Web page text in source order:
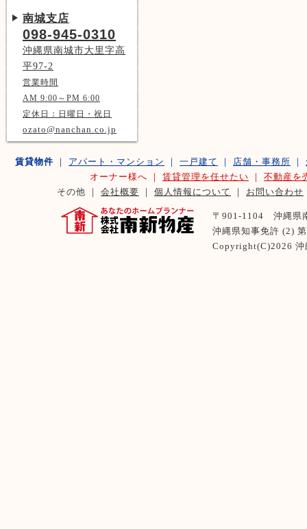
南城支店
098-945-0310
沖縄県南城市大里字高
平97-2
営業時間
AM 9:00～PM 6:00
定休日：日曜日・祝日
ozato@nanchan.co.jp
賃貸物件 ｜ アパート・マンション ｜ 一戸建て ｜ 店舗・事務所 ｜
オーナー様へ ｜ 賃貸管理を任せたい ｜ 不動産を
その他 ｜ 会社概要 ｜ 個人情報について ｜ お問い合わせ
〒901-1104 沖縄県
沖縄県知事免許 (2)
Copyright(C)2026 沖